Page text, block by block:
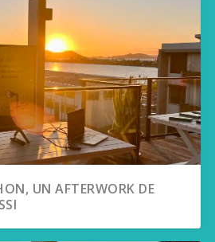
UN AFTERWORK DE